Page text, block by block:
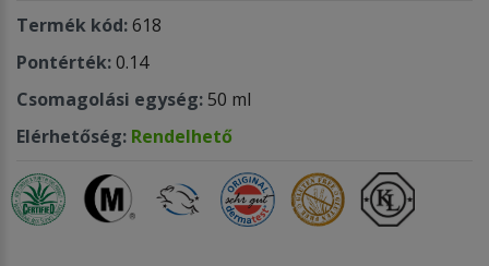
Termék kód:618
Pontérték:0.14
Csomagolási egység: 50 ml
Elérhetőség: Rendelhető